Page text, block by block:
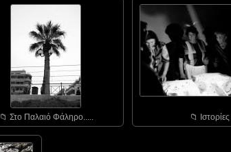
📁︎ Στο Παλαιό Φάληρο..... 📁︎ Ιστορίες